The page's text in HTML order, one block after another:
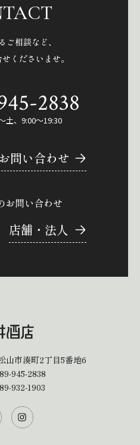
ご相談など、
くださいませ。
2838
土、9:00～19:30
問い合わせ
問い合わせ
店舗・法人
山市湊町2丁目5番地6
945-2838
932-1903